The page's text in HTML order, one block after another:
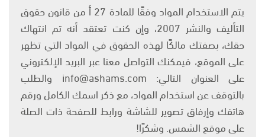
يتم الاستخدام المواد وفقًا للمادة 27 أ من قانون حقوق
التأليف والنشر 2007، وإن كنت تعتقد أنه تم انتهاك
حقك، بصفتك مالكًا لهذه الحقوق في المواد التي تظهر
على الموقع، فيمكنك التواصل معنا عبر البريد الإلكتروني
على العنوان التالي: info@ashams.com والطلب
بالتوقف عن استخدام المواد، مع ذكر اسمك الكامل ورقم
هاتفك وإرفاق تصوير للشاشة ورابط للصفحة ذات الصلة
على موقع الشمس. وشكرًا!